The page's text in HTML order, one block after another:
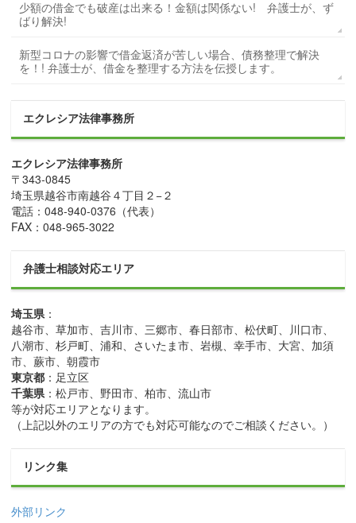
少額の借金でも破産は出来る！金額は関係ない! 弁護士が、ず
ばり解決!
新型コロナの影響で借金返済が苦しい場合、債務整理で解決
を！! 弁護士が、借金を整理する方法を伝授します。
エクレシア法律事務所
エクレシア法律事務所
〒343-0845
埼玉県越谷市南越谷４丁目２−２
電話：048-940-0376 （代表）
FAX：048-965-3022
弁護士相談対応エリア
埼玉県：
越谷市、草加市、吉川市、三郷市、春日部市、松伏町、川口市、
八潮市、杉戸町、浦和、さいたま市、岩槻、幸手市、大宮、加須
市、蕨市、朝霞市
東京都 ：足立区
千葉県：松戸市、野田市、柏市、流山市
等が対応エリアとなります。
（上記以外のエリアの方でも対応可能なのでご相談ください。）
リンク集
外部リンク